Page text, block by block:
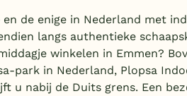
de enige in Nederland met
langs authentieke
winkelen in Emmen?
park in Nederland, Plopsa
u nabij de Duits grens. Een